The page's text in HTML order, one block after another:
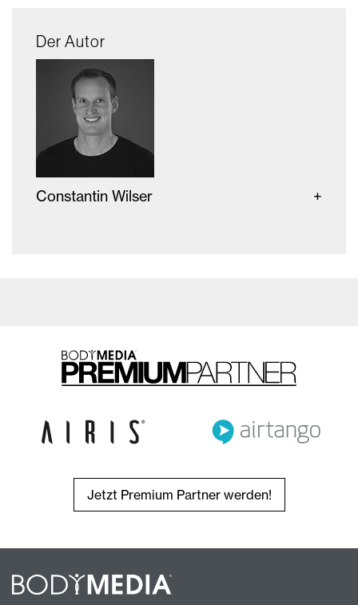
Der Autor
Constantin Wilser
Jetzt Premium Partner werden!